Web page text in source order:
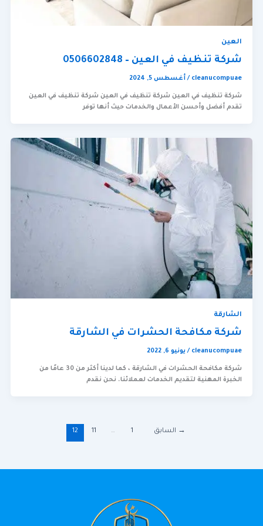
العين
شركة تنظيف في العين – 0506602848
cleanucompuae
/أغسطس 5, 2024
شركة تنظيف في العين شركة تنظيف في العين شركة تنظيف في العين
تقدم أفضل وأحسن الأعمال والخدمات حيث أنها توفر
الشارقة
شركة مكافحة الحشرات في الشارقة
cleanucompuae
/يونيو 6, 2022
شركة مكافحة الحشرات في الشارقة ، كما لدينا أكثر من 30 عامًا من
الخبرة المهنية لتقديم الخدمات لعملائنا. نحن نقدم
→ السابق 1
…
11
12